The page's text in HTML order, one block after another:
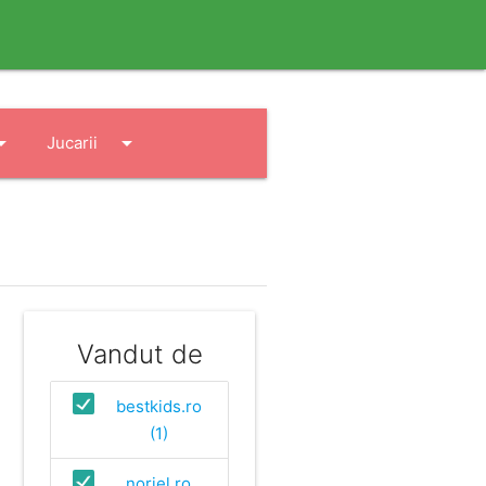
Jucarii arrow_drop_down
Vandut de
bestkids.ro
(1)